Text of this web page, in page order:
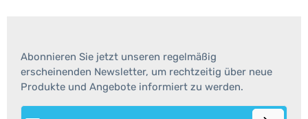
Abonnieren Sie jetzt unseren regelmäßig
erscheinenden Newsletter, um rechtzeitig über neue
Produkte und Angebote informiert zu werden.
E-Mail-Adresse*